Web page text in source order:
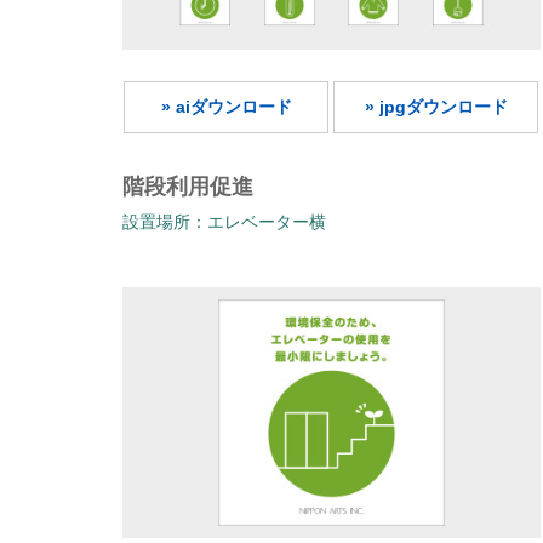
» aiダウンロード » jpgダウンロード
階段利用促進
設置場所：エレベーター横